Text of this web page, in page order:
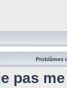
Problèmes
pas